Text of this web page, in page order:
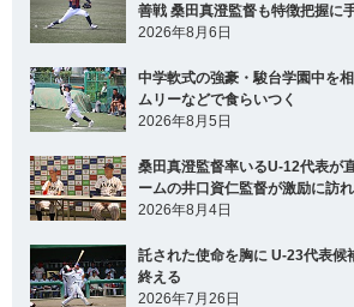
善戦 桑田真澄監督も特徴把握に
2026年8月6日
中学軟式の強豪・駿台学園中を
ムリーなどで食らいつく
2026年8月5日
桑田真澄監督率いるU-12代表が
ームの井口資仁監督が激励に訪
2026年8月4日
託された使命を胸に U-23代表候
終える
2026年7月26日